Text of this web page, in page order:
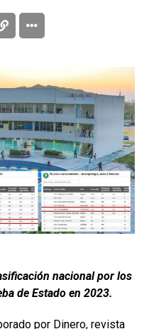
nacional por los
de Estado en 2023.
por Dinero, revista